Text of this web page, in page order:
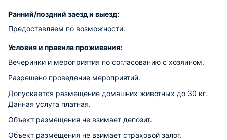
Ранний/поздний заезд и выезд:
Предоставляем по возможности.
Условия и правила проживания:
Вечеринки и мероприятия по согласованию с хозяином.
Разрешено проведение мероприятий.
Допускается размещение домашних животных до 30 кг.
Данная услуга платная.
Объект размещения не взимает депозит.
Объект размещения не взимает страховой залог.